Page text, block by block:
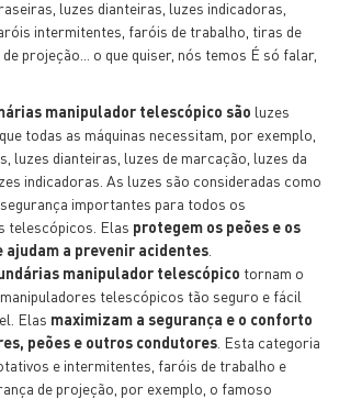
luzes dianteiras, luzes indicadoras,
intermitentes, faróis de trabalho, tiras de
projeção... o que quiser, nós temos É só falar,
manipulador telescópico são luzes
todas as máquinas necessitam, por exemplo,
luzes dianteiras, luzes de marcação, luzes da
indicadoras. As luzes são consideradas como
importantes para todos os
telescópicos. Elas protegem os peões e os
ajudam a prevenir acidentes
manipulador telescópico tornam o
telescópicos tão seguro e fácil
Elas maximizam a segurança e o conforto
peões e outros condutores . Esta categoria
e intermitentes, faróis de trabalho e
de projeção, por exemplo, o famoso